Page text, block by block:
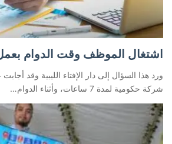
اشتغال الموظف وقت الدوام
ورد هذا السؤال إلى دار الإفتاء الليبية وقد
شركة حكومية لمدة 7 ساعات، وأثناء الدوام…